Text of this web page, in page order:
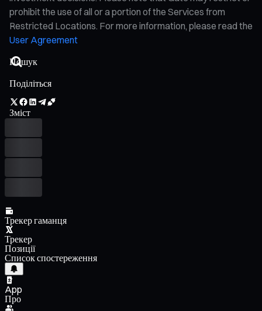
prohibit the use of all or a portion of the Services from
Restricted Locations. For more information, please read the
User Agreement
Поділіться
Зміст
Трекер гаманця
Трекер
Позиції
Список спостереження
App
Про